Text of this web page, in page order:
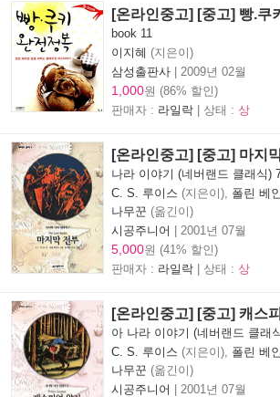
[온라인중고] [중고] 빵.쿠
book 11
이지혜 (지은이)
삼성출판사 | 2009년 02월
1,000원 (86% 할인)
판매자 : 라일락 | 상태 : 상
[온라인중고] [중고] 마지
나라 이야기 (네버랜드 클래식)
C. S. 루이스 (지은이), 폴린 베
나무꾼 (옮긴이)
시공주니어 | 2001년 07월
5,000원 (41% 할인)
판매자 : 라일락 | 상태 : 상
[온라인중고] [중고] 캐스
아 나라 이야기 (네버랜드 클래
C. S. 루이스 (지은이), 폴린 베
나무꾼 (옮긴이)
시공주니어 | 2001년 07월